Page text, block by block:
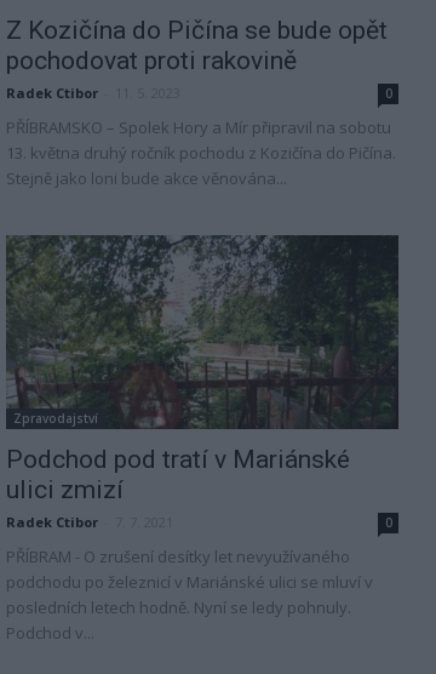
Z Kozičína do Pičína se bude opět
pochodovat proti rakovině
Radek Ctibor 0
PŘÍBRAMSKO – Spolek Hory a Mír připravil na sobotu
13. května druhý ročník pochodu z Kozičína do Pičína.
Stejně jako loni bude akce věnována...
Zpravodajství
Podchod pod tratí v Mariánské
ulici zmizí
Radek Ctibor 0
PŘÍBRAM - O zrušení desítky let nevyužívaného
podchodu po železnicí v Mariánské ulici se mluví v
posledních letech hodně. Nyní se ledy pohnuly.
Podchod v...